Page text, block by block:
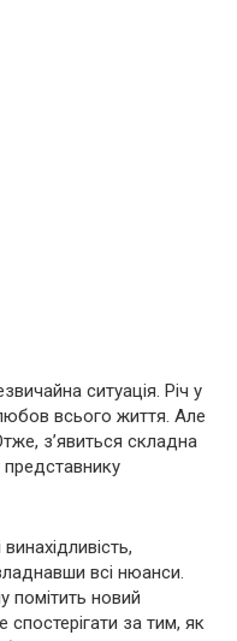
ситуація. Річ у
всього життя. Але
з’явиться складна
всі нюанси.
помітить новий
за тим, як